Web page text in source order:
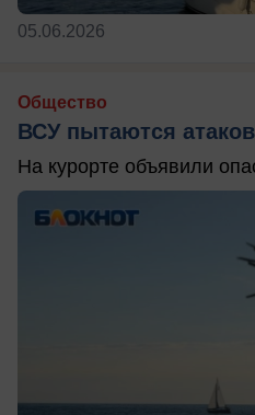
05.06.2026
Общество
ВСУ пытаются
На курорте объявили